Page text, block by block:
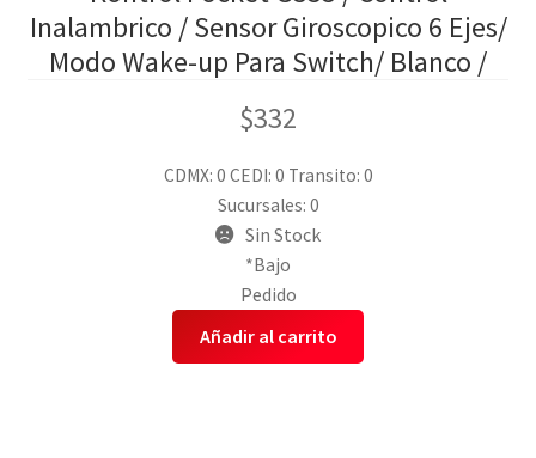
Inalambrico / Sensor Giroscopico 6 Ejes/
Modo Wake-up Para Switch/ Blanco /
$332
CDMX: 0 CEDI: 0 Transito: 0
Sucursales: 0
Sin Stock
*Bajo
Pedido
Añadir al carrito